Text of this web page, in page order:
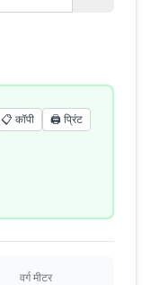
📋 कॉपी 🖨️ प्रिंट
वर्ग मीटर